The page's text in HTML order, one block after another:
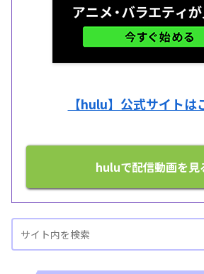
【hulu】公式サイト
huluで配信動画を見